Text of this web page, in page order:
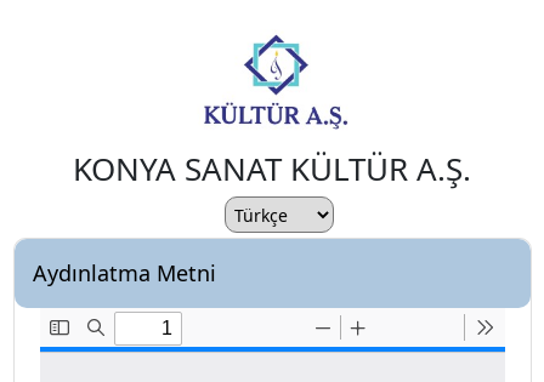
KONYA SANAT KÜLTÜR A.Ş.
Aydınlatma Metni